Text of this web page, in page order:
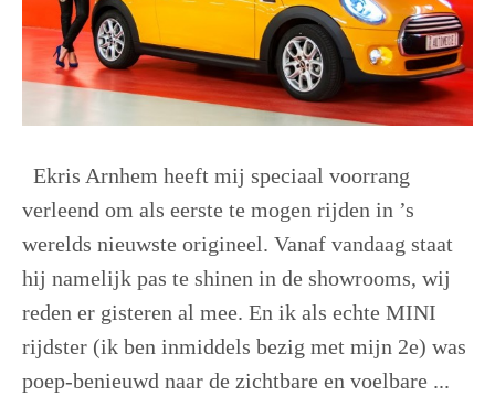
Ekris Arnhem heeft mij speciaal voorrang
verleend om als eerste te mogen rijden in ’s
werelds nieuwste origineel. Vanaf vandaag staat
hij namelijk pas te shinen in de showrooms, wij
reden er gisteren al mee. En ik als echte MINI
rijdster (ik ben inmiddels bezig met mijn 2e) was
poep-benieuwd naar de zichtbare en voelbare ...